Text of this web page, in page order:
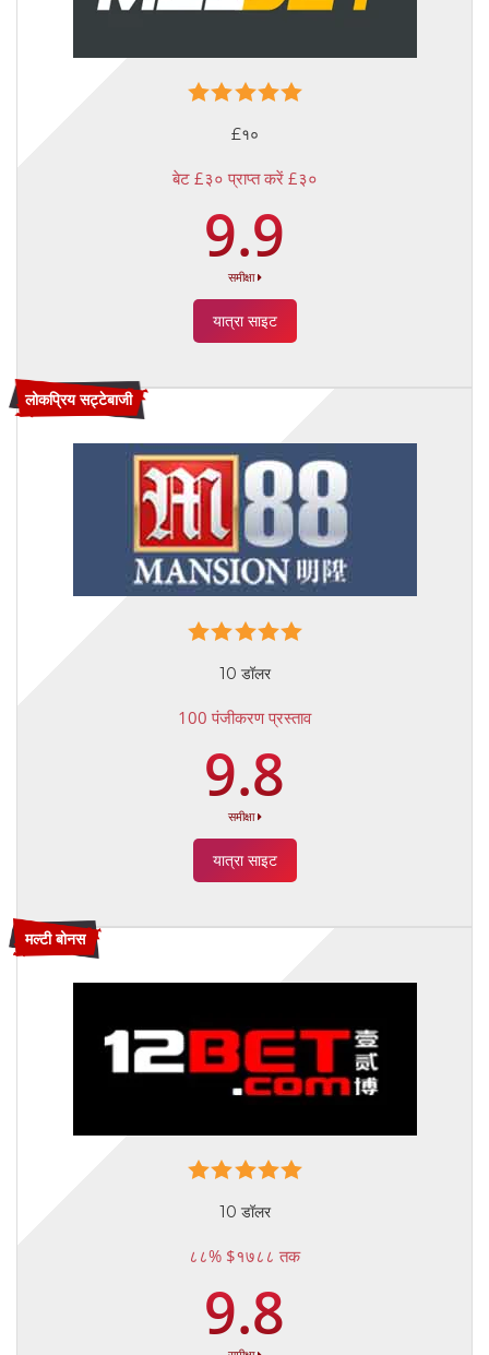
£१०
बेट £३० प्राप्त करें £३०
9.9
समीक्षा
यात्रा साइट
लोकप्रिय सट्टेबाजी
10 डॉलर
100 पंजीकरण प्रस्ताव
9.8
समीक्षा
यात्रा साइट
मल्टी बोनस
10 डॉलर
८८% $१७८८ तक
9.8